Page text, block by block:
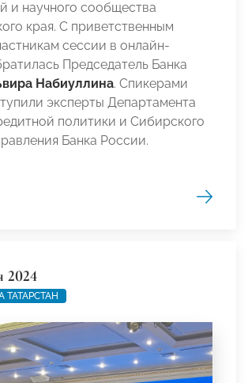
и научного сообщества
края. С приветственным
сессии в онлайн-
Председатель Банка
Набиуллина. Спикерами
эксперты Департамента
политики и Сибирского
Банка России.
2024
ТАТАРСТАН